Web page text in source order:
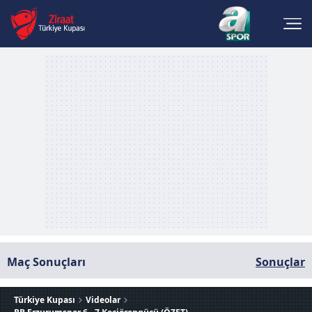
Maç Sonuçları Sonuçlar
Türkiye Kupası
Videolar